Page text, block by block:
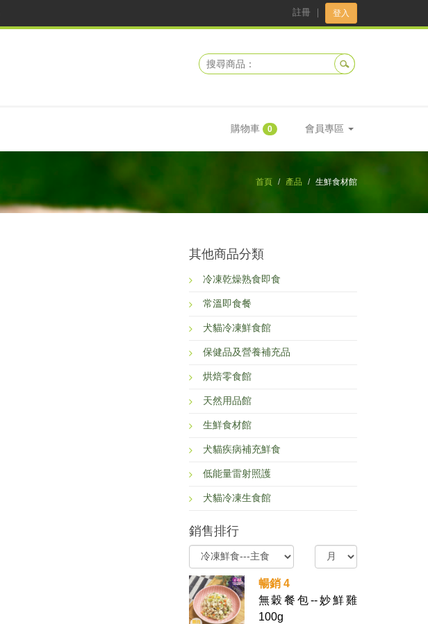
註冊 登入
購物車 0 會員專區
首頁 產品 生鮮食材館
其他商品分類
冷凍乾燥熟食即食
常溫即食餐
犬貓冷凍鮮食館
保健品及營養補充品
烘焙零食館
天然用品館
生鮮食材館
犬貓疾病補充鮮食
低能量雷射照護
犬貓冷凍生食館
銷售排行
暢銷 4
無穀餐包--妙鮮雞
100g